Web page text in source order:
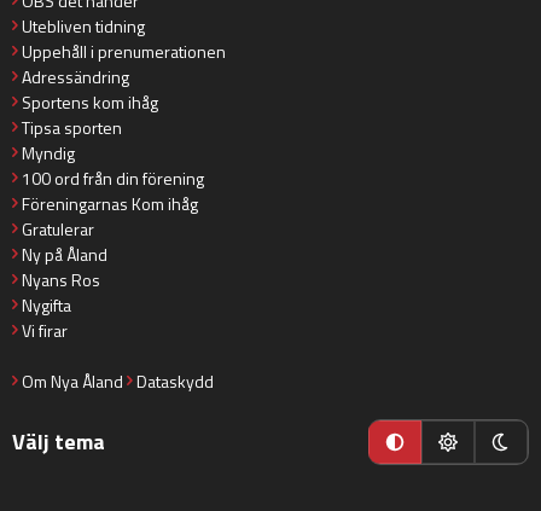
Utebliven tidning
Uppehåll i prenumerationen
Adressändring
Sportens kom ihåg
Tipsa sporten
Myndig
100 ord från din förening
Föreningarnas Kom ihåg
Gratulerar
Ny på Åland
Nyans Ros
Nygifta
Vi firar
Om Nya Åland Dataskydd
Välj tema